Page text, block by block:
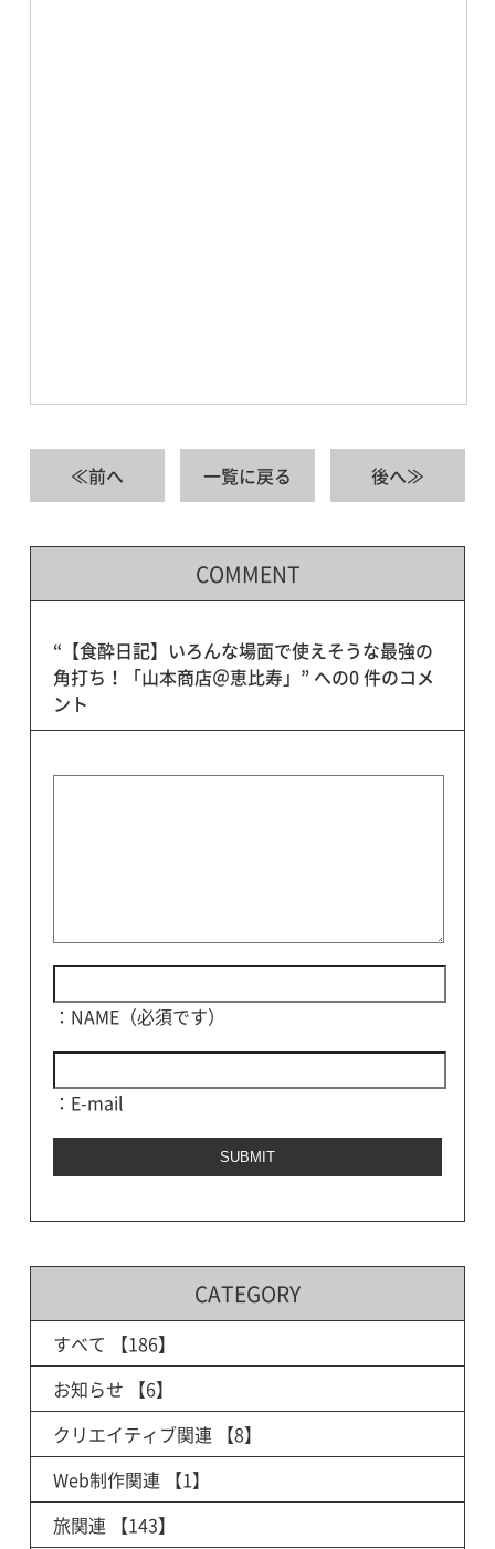
≪前へ 一覧に戻る 後へ≫
COMMENT
“【食酔日記】いろんな場面で使えそうな最強の
角打ち！「山本商店＠恵比寿」” への0 件のコメ
ント
：NAME（必須です）
：E-mail
CATEGORY
すべて 【186】
お知らせ 【6】
クリエイティブ関連 【8】
Web制作関連 【1】
旅関連 【143】